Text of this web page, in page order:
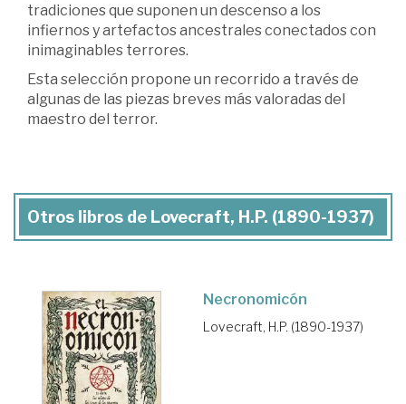
tradiciones que suponen un descenso a los
infiernos y artefactos ancestrales conectados con
inimaginables terrores.
Esta selección propone un recorrido a través de
algunas de las piezas breves más valoradas del
maestro del terror.
Otros libros de Lovecraft, H.P. (1890-1937)
Necronomicón
Lovecraft, H.P. (1890-1937)